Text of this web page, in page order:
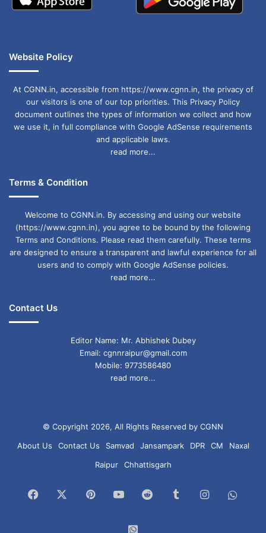
रुचि बढ़ेगी। आर्थिक स्थिति बेहतर होगी। यात्रा संभव है।
मकर (Capricorn):
आज धैर्य से काम लें। मेहनत अधिक रहेगी लेकिन परिणाम
अच्छे मिलेंगे। परिवार में खुशहाली रहेगी। सेहत का ध्यान
कुंभ (Aquarius):
मिलेगी। मित्रों से सहयोग प्राप्त होगा। आर्थिक लाभ होगा।
मीन (Pisces):
आज मन शांत रहेगा। रचनात्मक कार्यों में सफलता मिलेगी।
पारिवारिक जीवन सुखमय रहेगा। स्वास्थ्य अच्छा रहेगा।
28 February 2026 Aaj ka rashifal
Astrology Daily Horoscope
Rashifal Today Saturday Horoscope
Today Prediction Zodiac Signs
Website Policy
At CGNN.in, accessible from https://www.cgnn.in, the privacy of
our visitors is one of our top priorities. This Privacy Policy
document outlines the types of information we collect and how
we use it, in full compliance with Google AdSense requirements
and applicable laws.
read more...
Terms & Condition
Welcome to CGNN.in. By accessing and using our website
(https://www.cgnn.in), you agree to be bound by the following
Terms and Conditions. Please read them carefully. These terms
are designed to ensure a transparent and lawful experience for all
users and to comply with Google AdSense policies.
read more...
Contact Us
Editor Name: Mr. Abhishek Dubey
Email: cgnnraipur@gmail.com
Mobile: 9773586480
read more...
© Copyright 2026, All Rights Reserved by CGNN
About Us
Contact Us Samvad Jansampark DPR CM
Naxal
Raipur
Chhattisgarh
Facebook PinterestYouTubeReddit TumblrInstagram